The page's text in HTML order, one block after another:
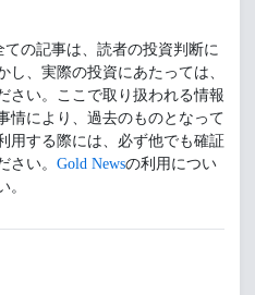
ての記事は、読者の投資判断に
、実際の投資にあたっては、
さい。ここで取り扱われる情報
情により、過去のものとなって
用する際には、必ず他でも確証
さい。 Gold Newsの利用につい
。